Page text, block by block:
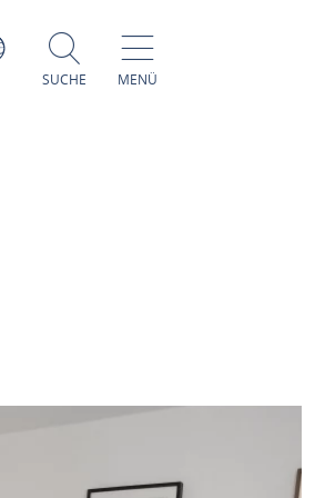
SUCHE MENÜ